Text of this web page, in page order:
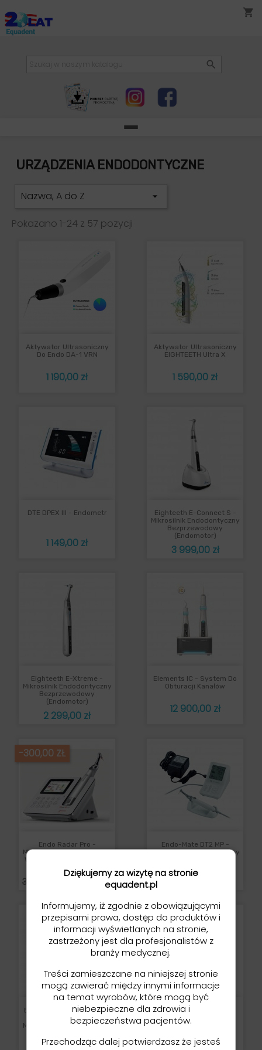
shopping_cart

URZĄDZENIA ENDODONTYCZNE
Nazwa, A do Z 
Pokazano 1-24 z 57 pozycji
Aktywator Ultrasoniczny
Do Endo DA-1 VRN
Cena
1 190,00 zł
Aktywator Ultrasoniczny
EIGHTEETH Ultra X
Cena
1 590,00 zł
DTE DPEX III - Endometr
Cena
1 149,00 zł
Eighteeth E-Connect S -
Mikrosilnik Endodontyczny
Bezprzewodowy
(endomotor)
Cena
3 999,00 zł
Eighteeth E-Xtreme -
Mikrosilnik Endodontyczny
Bezprzewodowy
(endomotor)
Cena
2 299,00 zł
Elements IC - System Do
Obturacji Kanałów
Cena
12 900,00 zł
Endo Radar Pro -
Mikrosilnik Endodontyczny
Woodpecker (endomotor)
Nowość
Cena
3 150,00 zł
-300,00 ZŁ
Cena
2 850,00 zł
Endo-Mate DT2 MP -
Mikrosilnik Endodontyczny
Cena
3 921,00 zł
Endo-Mate TC2 MPA-F16R
- Bezprzewodowy
Mikrosilnik Endodontyczny
Cena
Endo-Smart - Kątnica
Endodontyczna
Bezprzewodowa
Cena
Dziękujemy za wizytę na stronie
equadent.pl
Informujemy, iż zgodnie z obowiązującymi
przepisami prawa, dostęp do produktów i
informacji wyświetlanych na stronie,
zastrzeżony jest dla profesjonalistów z
branży medycznej.
Treści zamieszczane na niniejszej stronie
mogą zawierać między innymi informacje
na temat wyrobów, które mogą być
niebezpieczne dla zdrowia i
bezpieczeństwa pacjentów.
Przechodząc dalej potwierdzasz że jesteś